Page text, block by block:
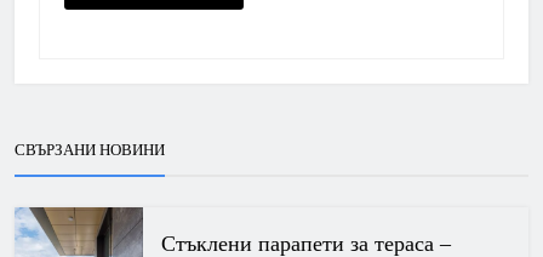
СВЪРЗАНИ НОВИНИ
Стъклени парапети за тераса –